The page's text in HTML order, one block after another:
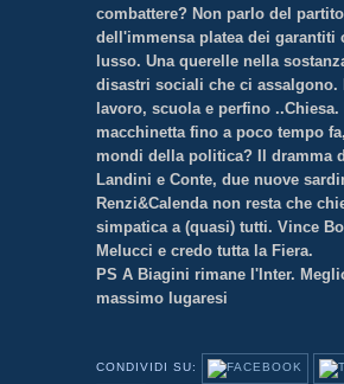
combattere? Non parlo del
dell'immensa platea dei garantiti
lusso. Una querelle nella
disastri sociali che ci
lavoro, scuola e perfino
macchinetta fino a poco tempo
mondi della politica? Il dramma
Landini e Conte, due nuove
Renzi&Calenda non resta che
simpatica a (quasi) tutti. Vince
Melucci e credo tutta la Fiera.
PS A Biagini rimane l'Inter.
massimo lugaresi
CONDIVIDI SU: